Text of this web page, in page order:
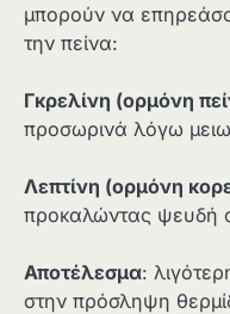
μπορούν να
την πείνα:
Γκρελίνη (ορμόνη
προσωρινά λόγω
Λεπτίνη (ορμόνη
προκαλώντας ψευδή
Αποτέλεσμα:
στην πρόσληψη